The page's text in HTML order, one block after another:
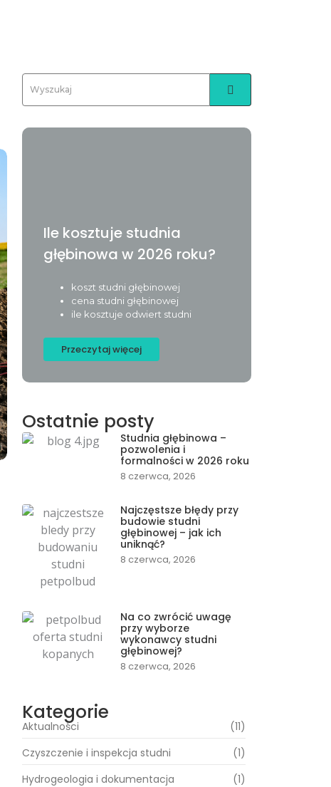
Ile kosztuje studnia
głębinowa w 2026 roku?
koszt studni głębinowej
cena studni głębinowej
ile kosztuje odwiert studni
Przeczytaj więcej
Ostatnie posty
Studnia głębinowa –
pozwolenia i
formalności w 2026 roku
8 czerwca, 2026
Najczęstsze błędy przy
budowie studni
głębinowej – jak ich
uniknąć?
8 czerwca, 2026
Na co zwrócić uwagę
przy wyborze
wykonawcy studni
głębinowej?
8 czerwca, 2026
Kategorie
Aktualności
(11)
Czyszczenie i inspekcja studni
(1)
Hydrogeologia i dokumentacja
(1)